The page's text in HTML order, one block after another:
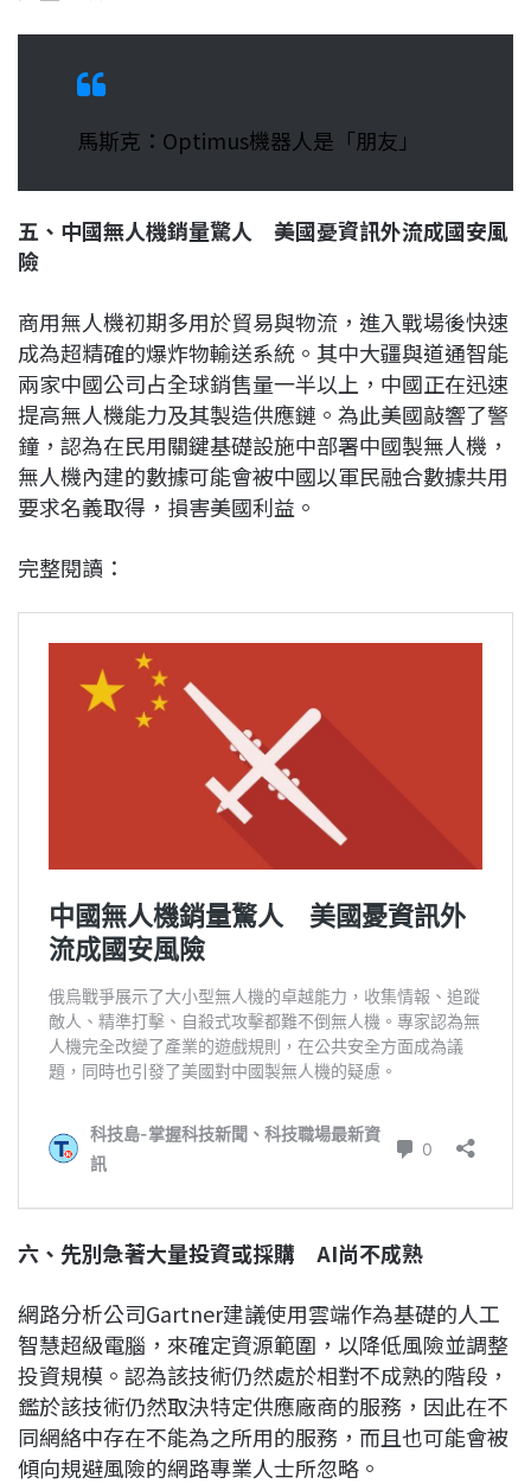
馬斯克：Optimus機器人是「朋友」
五、中國無人機銷量驚人 美國憂資訊外流成國安風
險
商用無人機初期多用於貿易與物流，進入戰場後快速
成為超精確的爆炸物輸送系統。其中大疆與道通智能
兩家中國公司占全球銷售量一半以上，中國正在迅速
提高無人機能力及其製造供應鏈。為此美國敲響了警
鐘，認為在民用關鍵基礎設施中部署中國製無人機，
無人機內建的數據可能會被中國以軍民融合數據共用
要求名義取得，損害美國利益。
完整閱讀：
六、先別急著大量投資或採購 AI尚不成熟
網路分析公司Gartner建議使用雲端作為基礎的人工
智慧超級電腦，來確定資源範圍，以降低風險並調整
投資規模。認為該技術仍然處於相對不成熟的階段，
鑑於該技術仍然取決特定供應廠商的服務，因此在不
同網絡中存在不能為之所用的服務，而且也可能會被
傾向規避風險的網路專業人士所忽略。